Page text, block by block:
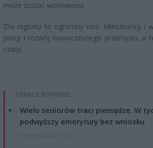
może zostać wznowiona.
Dla regionu to ogromny cios. Mieszkańcy i
pracy i rozwój nowoczesnego przemysłu, a
czasy.
ZOBACZ RÓWNIEŻ:
Wielu seniorów traci pieniądze. W
podwyższy emerytury bez wniosku